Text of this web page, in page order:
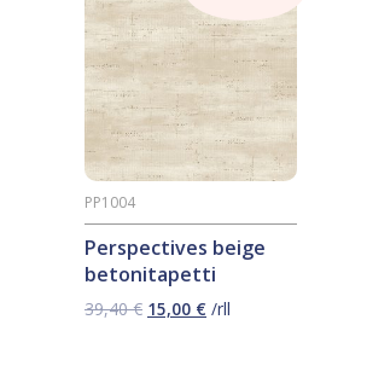
Perspectives beige
betonitapetti
PP1004
39,40€ Alkuperäinen
15,00 €Nykyinen
/rll